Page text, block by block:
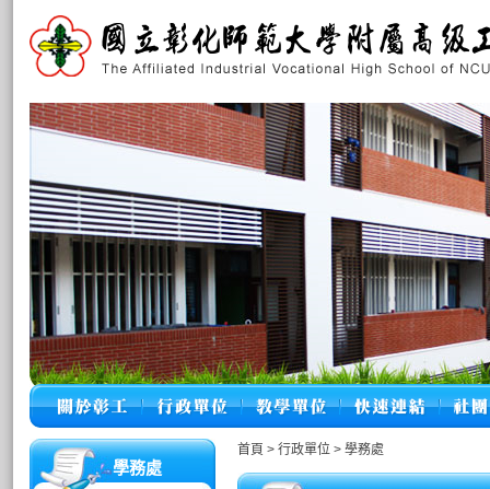
學務處
首頁 > 行政單位 > 學務處